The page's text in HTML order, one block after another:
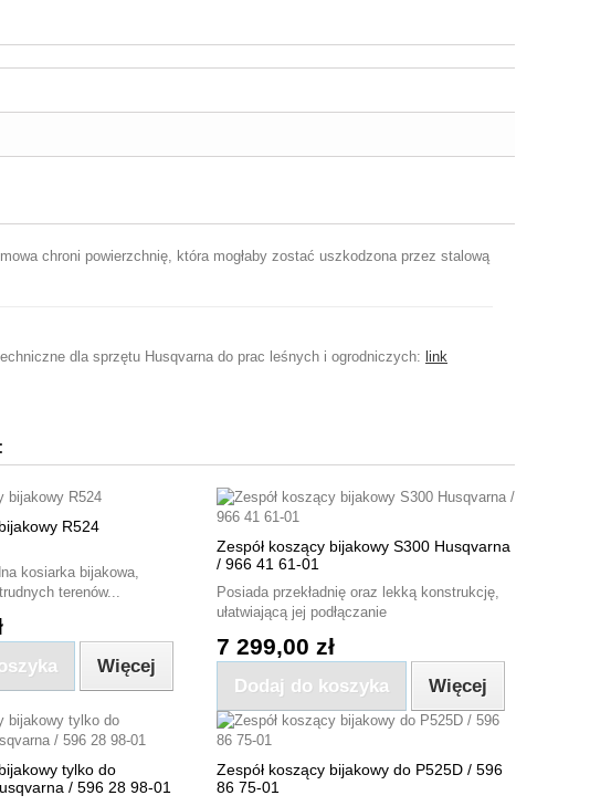
chroni powierzchnię, która mogłaby zostać uszkodzona przez stalową
dla sprzętu Husqvarna do prac leśnych i ogrodniczych: link
R524
kosiarka bijakowa,
terenów...
Więcej
Zespół koszący bijakowy S300 Husqvarna
/ 966 41 61-01
Posiada przekładnię oraz lekką konstrukcję,
ułatwiającą jej podłączanie
7 299,00 zł
Dodaj do koszyka Więcej
tylko do
/ 596 28 98-01
Zespół koszący bijakowy do P525D / 596
86 75-01